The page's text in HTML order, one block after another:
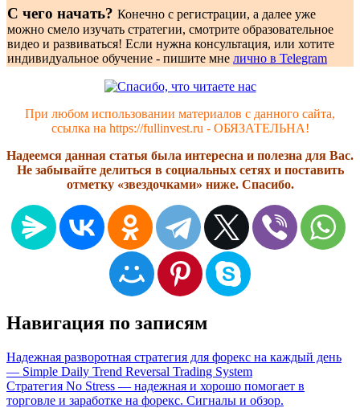
С чего начать? Конечно с регистрации, а далее уже
можно смело изучать стратегии, смотрите образовательное
видео и развиваться! Если нужна консультация, или хотите
индивидуальное обучение - пишите мне лично в Telegram
При любом использовании материалов с данного сайта,
ссылка на https://fullinvest.ru - ОБЯЗАТЕЛЬНА!
Надеемся данная статья была интересна и полезна для Вас.
Не забывайте делиться в социальных сетях и поставить
отметку «звездочками» ниже. Спасибо.
Навигация по записям
Надежная разворотная стратегия для форекс на каждый день
— Simple Daily Trend Reversal Trading System
Стратегия No Stress — надежная и хорошо помогает в
торговле и заработке на форекс. Сигналы и обзор.